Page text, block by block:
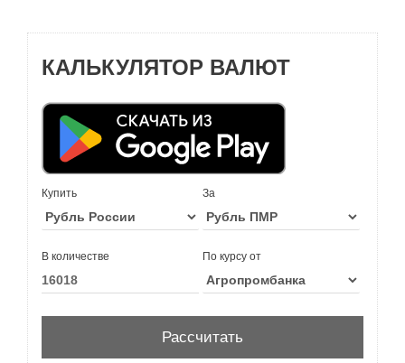
КАЛЬКУЛЯТОР ВАЛЮТ
Купить За
В количестве По курсу от